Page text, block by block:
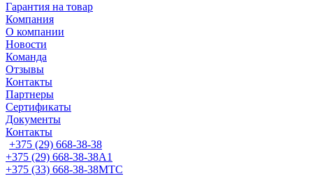
Гарантия на товар
Компания
О компании
Новости
Команда
Отзывы
Контакты
Партнеры
Сертификаты
Документы
Контакты
+375 (29) 668-38-38
+375 (29) 668-38-38A1
+375 (33) 668-38-38МТС